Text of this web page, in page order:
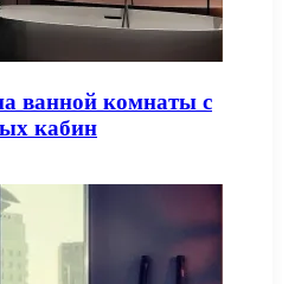
ванной комнаты с
кабин